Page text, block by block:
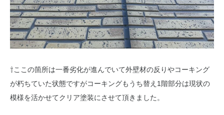
⇧ここの箇所は一番劣化が進んでいて外壁材の反りやコーキング
が朽ちていた状態ですがコーキングもうち替え1階部分は現状の
模様を活かせてクリア塗装にさせて頂きました。